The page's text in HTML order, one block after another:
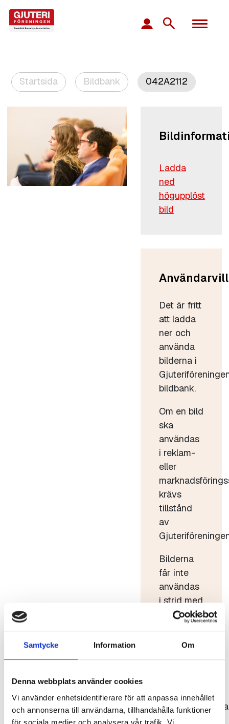
Samtycke Information Om
Denna webbplats använder cookies
Vi använder enhetsidentifierare för att anpassa innehållet
och annonserna till användarna, tillhandahålla funktioner
för sociala medier och analysera vår trafik. Vi
Startsida Bildbank 042A2112
Ladda
ned
högupplöst
bild
Det är fritt
att ladda
ner och
använda
bilderna i
bildbank.
Om en bild
ska
användas
i reklam-
eller
krävs
tillstånd
av
Bilderna
får inte
användas
i strid med
god sed.
Bilderna
får inte
Bildrättigheterna
tillhör